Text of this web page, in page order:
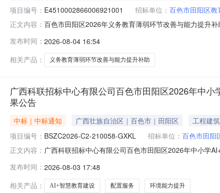
项目编号： E4510002866006921001 招标单位： 百色市田阳区教
正文内容： 百色市田阳区2026年义务教育薄弱环节改善与能力提升
能力提升补助中央资金项目二、项目编号：
楼百色市公共
发布时间： 2026-08-04 16:54
相关产品：
义务教育薄弱环节改善与能力提升补助
广西科联招标中心有限公司百色市田阳区2026年中
果公告
中标｜中标通知 广西壮族自治区｜百色市｜田阳区
工程建筑
项目编号： BSZC2026-C2-210058-GXKL 招标单位： 百色市田阳
正文内容： 广西科联招标中心有限公司百色市田阳区2026年中小学
额(元)中标供应商名称中标供应商地址1总价：
发布时间： 2026-08-03 17:48
相关产品：
AI+智慧教育建设 配置服务 环境能力提升